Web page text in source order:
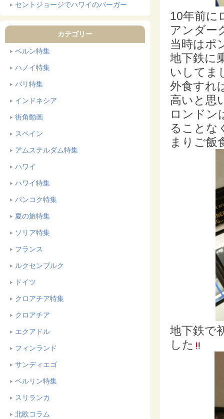
セントジョージでハワイのバーガー
カテゴリー
ベルン特集
ハノイ特集
バリ特集
インドネシア
街角動画
スペイン
アムステルダム特集
ハワイ
ハワイ特集
バンコク特集
夏の旅特集
ソリア特集
フランス
ルクセンブルク
ドイツ
クロアチア特集
クロアチア
エクアドル
フィンランド
サンディエゴ
ベルリン特集
スリランカ
北欧コラム
10年前に
アンダー
当時はポ
地下鉄に
いしてま
外食すれ
高いと思
ロンドン
ることな
まりご飯
地下鉄で
した